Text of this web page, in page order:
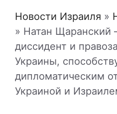
Новости Израиля »
» Натан Щаранский
диссидент и
Украины,
дипломатическим
Украиной и